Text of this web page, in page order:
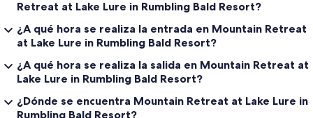
Retreat at Lake Lure in Rumbling Bald Resort?
¿A qué hora se realiza la entrada en Mountain Retreat
at Lake Lure in Rumbling Bald Resort?
¿A qué hora se realiza la salida en Mountain Retreat at
Lake Lure in Rumbling Bald Resort?
¿Dónde se encuentra Mountain Retreat at Lake Lure in
Rumbling Bald Resort?